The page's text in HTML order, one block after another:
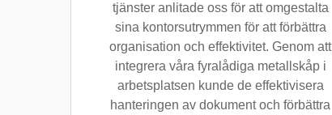
tjänster anlitade oss för att omgestalta
sina kontorsutrymmen för att förbättra
organisation och effektivitet. Genom att
integrera våra fyralådiga metallskåp i
arbetsplatsen kunde de effektivisera
hanteringen av dokument och förbättra